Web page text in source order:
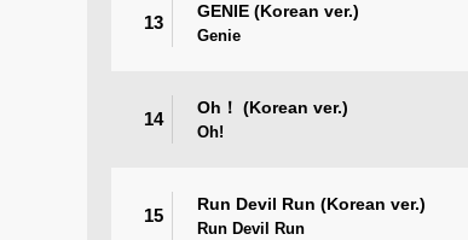
13
GENIE (Korean ver.)
Genie
14
Oh！ (Korean ver.)
Oh!
15
Run Devil Run (Korean ver.)
Run Devil Run